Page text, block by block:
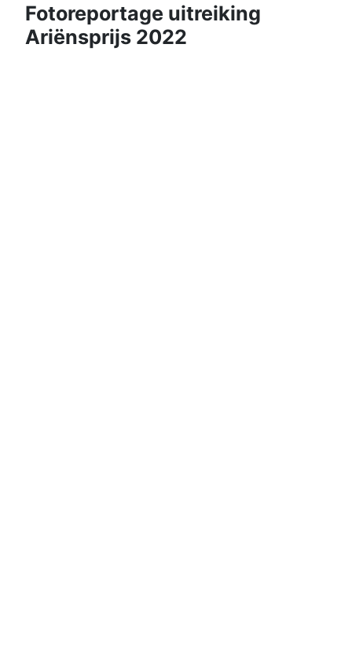
Fotoreportage uitreiking
Ariënsprijs 2022